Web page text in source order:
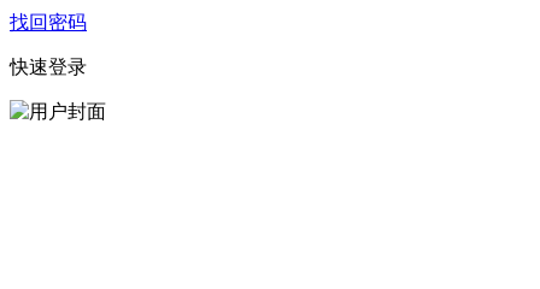
找回密码
快速登录